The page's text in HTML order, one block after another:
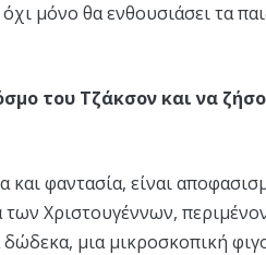
μόνο θα ενθουσιάσει τα
του Τζάκσον και να
και φαντασία, είναι
Χριστουγέννων,
μια μικροσκοπική